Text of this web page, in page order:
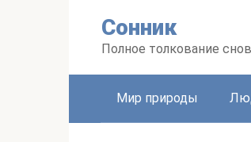
Сонник
Полное толкование снов
Мир природы